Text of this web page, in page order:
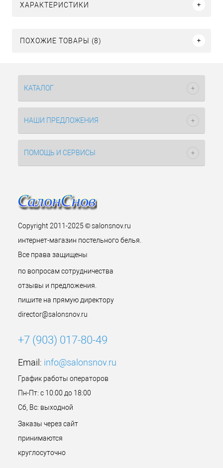
ХАРАКТЕРИСТИКИ
ПОХОЖИЕ ТОВАРЫ (8)
КАТАЛОГ
НАШИ ПРЕДЛОЖЕНИЯ
ПОМОЩЬ И СЕРВИСЫ
Copyright 2011-2025 © salonsnov.ru
интернет-магазин постельного белья.
Все права защищены
по вопросам сотрудничества
отзывы и предложения.
пишите на прямую директору
director@salonsnov.ru
+7 (903) 017-80-49
Email: info@salonsnov.ru
График работы операторов
Пн-Пт: с 10:00 до 18:00
Сб, Вс: выходной
Заказы через сайт
принимаются
круглосуточно